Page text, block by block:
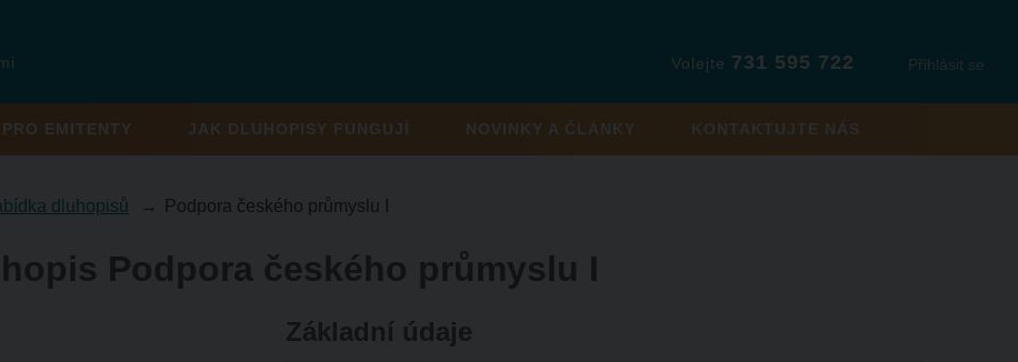
Přihlásit se
Volejte 731 595 722
PRO EMITENTY JAK DLUHOPISY FUNGUJÍ NOVINKY A ČLÁNKY KONTAKTUJTE NÁS
dluhopisů Podpora českého průmyslu I
Podpora českého průmyslu I
Základní údaje